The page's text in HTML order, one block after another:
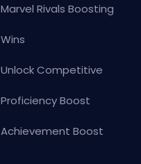
Marvel Rivals Boosting
Wins
Unlock Competitive
Proficiency Boost
Achievement Boost